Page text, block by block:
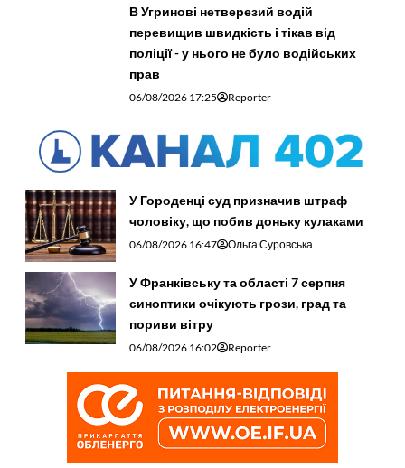
В Угринові нетверезий водій
перевищив швидкість і тікав від
поліції - у нього не було водійських
прав
06/08/2026 17:25 Reporter
У Городенці суд призначив штраф
чоловіку, що побив доньку кулаками
06/08/2026 16:47 Ольга Суровська
У Франківську та області 7 серпня
синоптики очікують грози, град та
пориви вітру
06/08/2026 16:02 Reporter